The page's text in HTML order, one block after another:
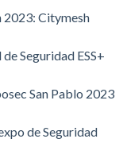
el país: a quiénes
de Nación
2g... ¿Problema un
2023: Citymesh
Seguridad ESS+
San Pablo 2023
de Seguridad